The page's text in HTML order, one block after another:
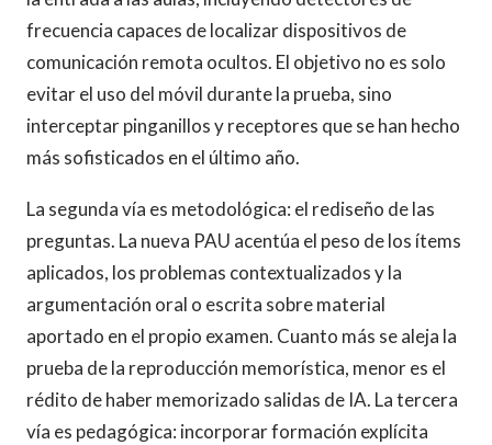
frecuencia capaces de localizar dispositivos de
comunicación remota ocultos. El objetivo no es solo
evitar el uso del móvil durante la prueba, sino
interceptar pinganillos y receptores que se han hecho
más sofisticados en el último año.
La segunda vía es metodológica: el rediseño de las
preguntas. La nueva PAU acentúa el peso de los ítems
aplicados, los problemas contextualizados y la
argumentación oral o escrita sobre material
aportado en el propio examen. Cuanto más se aleja la
prueba de la reproducción memorística, menor es el
rédito de haber memorizado salidas de IA. La tercera
vía es pedagógica: incorporar formación explícita